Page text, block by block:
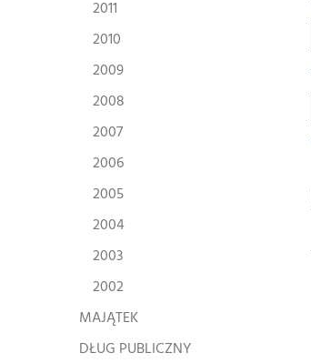
2011
2010
2009
2008
2007
2006
2005
2004
2003
2002
MAJĄTEK
DŁUG PUBLICZNY